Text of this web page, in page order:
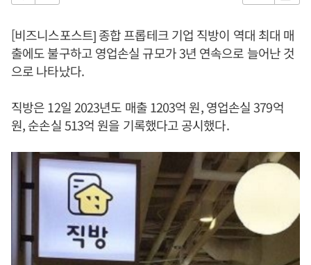
[비즈니스포스트] 종합 프롭테크 기업 직방이 역대 최대 매
출에도 불구하고 영업손실 규모가 3년 연속으로 늘어난 것
으로 나타났다.
직방은 12일 2023년도 매출 1203억 원, 영업손실 379억
원, 순손실 513억 원을 기록했다고 공시했다.